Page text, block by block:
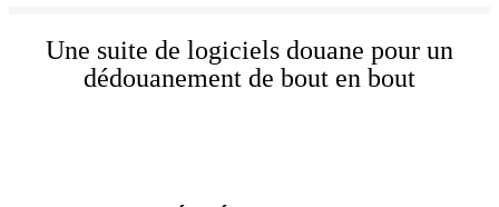
Une suite de logiciels douane pour un
dédouanement de bout en bout